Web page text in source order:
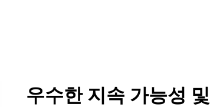
우수한 지속 가능성